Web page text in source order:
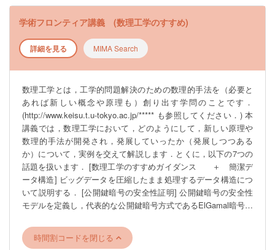
学術フロンティア講義 (数理工学のすすめ)
詳細を見る MIMA Search
数理工学とは，工学的問題解決のための数理的手法を（必要と
あれば新しい概念や原理も）創り出す学問のことです．
(http://www.keisu.t.u-tokyo.ac.jp/***** も参照してください．) 本
講義では，数理工学において，どのようにして，新しい原理や
数理的手法が開発され，発展していったか（発展しつつある
か）について，実例を交えて解説します．とくに，以下の7つの
話題を扱います． [数理工学のすすめガイダンス ＋ 簡潔デ
ータ構造] ビッグデータを圧縮したまま処理するデータ構造につ
いて説明する． [公開鍵暗号の安全性証明] 公開鍵暗号の安全性
モデルを定義し，代表的な公開鍵暗号方式であるElGamal暗号の
の数学的問題は，計算機の助けなしには解けません．「数値解
析」は，そのために計算機で数学の問題をどう解くかを考える
時間割コードを閉じる